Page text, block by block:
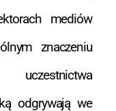
mediów
znaczeniu
odgrywają we